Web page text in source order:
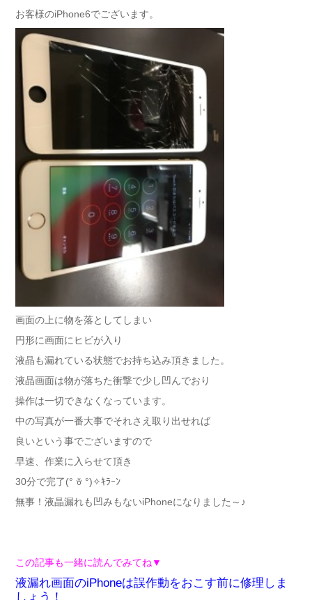
お客様のiPhone6でございます。
画面の上に物を落としてしまい
円形に画面にヒビが入り
液晶も漏れている状態でお持ち込み頂きました。
液晶画面は物が落ちた衝撃で少し凹んでおり
操作は一切できなくなっています。
中の写真が一番大事でそれさえ取り出せれば
良いという事でございますので
早速、作業に入らせて頂き
30分で完了(° ꈊ °)✧ｷﾗｰﾝ
無事！液晶漏れも凹みもないiPhoneになりました～♪
この記事も一緒に読んでみてね▼
液漏れ画面のiPhoneは誤作動をおこす前に修理しま
しょう！